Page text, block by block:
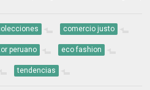
comercio justo
peruano eco fashion
tendencias